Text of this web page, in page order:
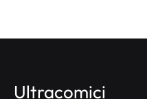
Ultracomici